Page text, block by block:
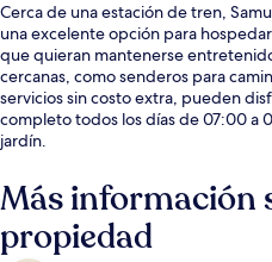
Cerca de una estación de tren,
una excelente opción para
que quieran mantenerse
cercanas, como senderos para
servicios sin costo extra, pueden
completo todos los días de 07:00 a
jardín.
Más información
propiedad